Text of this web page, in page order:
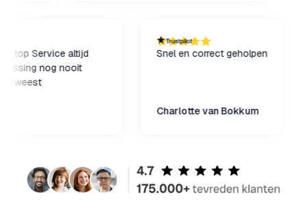
een top Service altijd
oplossing nog nooit
geweest
Snel en correct geholpen
Charlotte van Bokkum